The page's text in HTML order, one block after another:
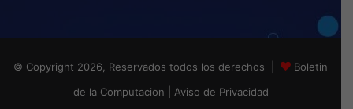
© Copyright 2026, Reservados todos los derechos |
Boletin
de la Computacion
Aviso de Privacidad